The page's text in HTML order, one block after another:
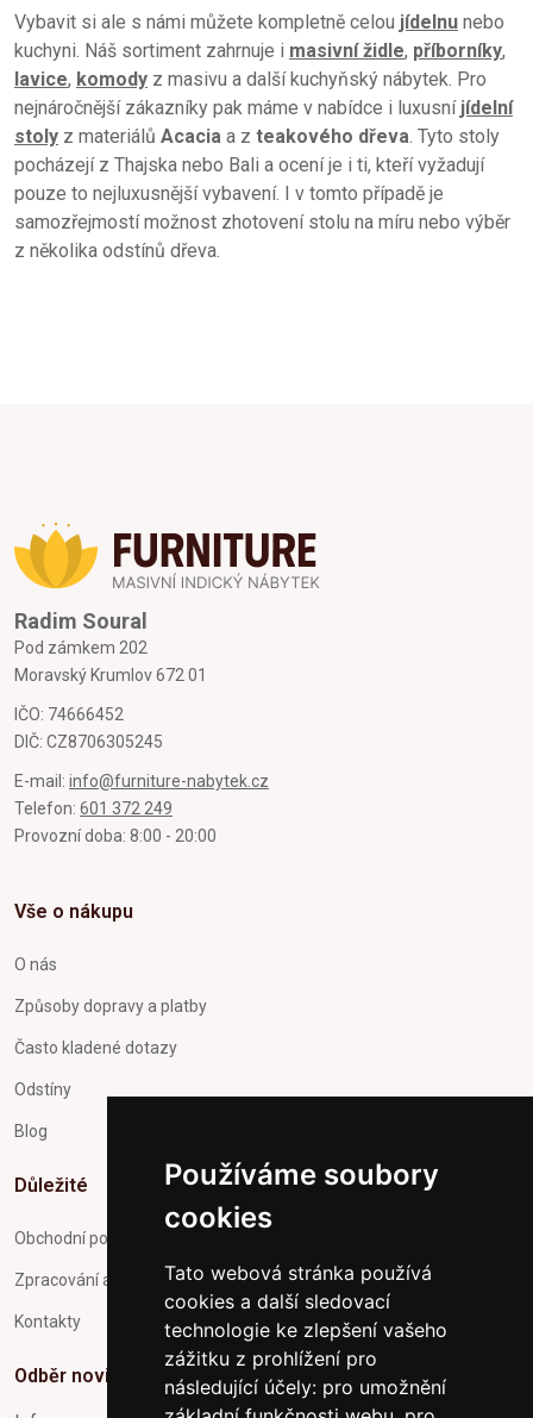
Používáme soubory
cookies
Tato webová stránka používá
cookies a další sledovací
technologie ke zlepšení vašeho
zážitku z prohlížení pro
následující účely: pro umožnění
Vybavit si ale s námi můžete kompletně celou jídelnu nebo
kuchyni. Náš sortiment zahrnuje i masivní židle, příborníky,
lavice, komody z masivu a další kuchyňský nábytek. Pro
nejnáročnější zákazníky pak máme v nabídce i luxusní jídelní
stoly z materiálů Acacia a z teakového dřeva. Tyto stoly
pocházejí z Thajska nebo Bali a ocení je i ti, kteří vyžadují
pouze to nejluxusnější vybavení. I v tomto případě je
samozřejmostí možnost zhotovení stolu na míru nebo výběr
z několika odstínů dřeva.
Radim Soural
Pod zámkem 202
Moravský Krumlov 672 01
IČO: 74666452
DIČ: CZ8706305245
E-mail: info@furniture-nabytek.cz
Telefon: 601 372 249
Provozní doba: 8:00 - 20:00
Vše o nákupu
O nás
Způsoby dopravy a platby
Často kladené dotazy
Odstíny
Blog
Důležité
Obchodní podmínky
Zpracování a ochrana osobních údajů
Kontakty
Odběr novinek